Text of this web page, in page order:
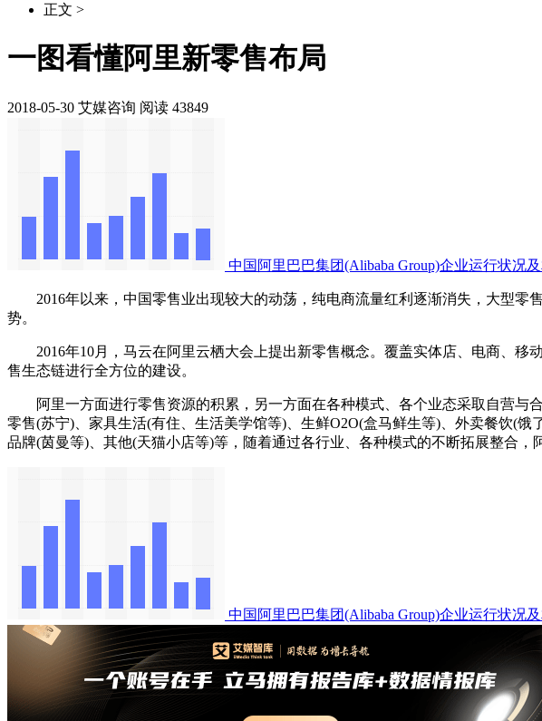
正文 >
一图看懂阿里新零售布局
2018-05-30 艾媒咨询 阅读 43849
中国阿里巴巴集团(Alibaba Group)企业运行状况
2016年以来，中国零售业出现较大的动荡，纯电商流量红利逐渐消失，大型零
势。
2016年10月，马云在阿里云栖大会上提出新零售概念。覆盖实体店、电商、移
售生态链进行全方位的建设。
阿里一方面进行零售资源的积累，另一方面在各种模式、各个业态采取自营与
零售(苏宁)、家具生活(有住、生活美学馆等)、生鲜O2O(盒马鲜生等)、外卖餐饮(
品牌(茵曼等)、其他(天猫小店等)等，随着通过各行业、各种模式的不断拓展整合，
中国阿里巴巴集团(Alibaba Group)企业运行状况